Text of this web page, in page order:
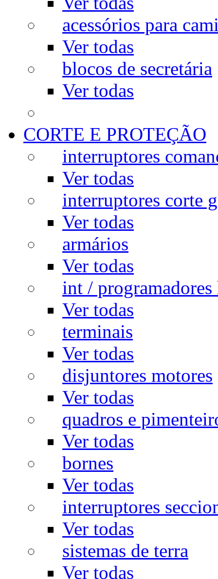
acessórios para
Ver todas
blocos de secretária
Ver todas
CORTE E PROTEÇÃO
interruptores
Ver todas
interruptores corte
Ver todas
armários
Ver todas
int / programadores
Ver todas
terminais
Ver todas
disjuntores motores
Ver todas
quadros e
Ver todas
bornes
Ver todas
interruptores
Ver todas
sistemas de terra
Ver todas